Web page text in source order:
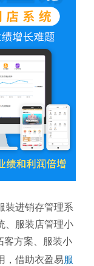
装进销存管理系
、服装店管理小
客方案、服装小
，借助衣盈易服